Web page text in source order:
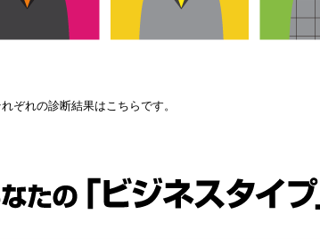
ぞれの診断結果はこちらです。